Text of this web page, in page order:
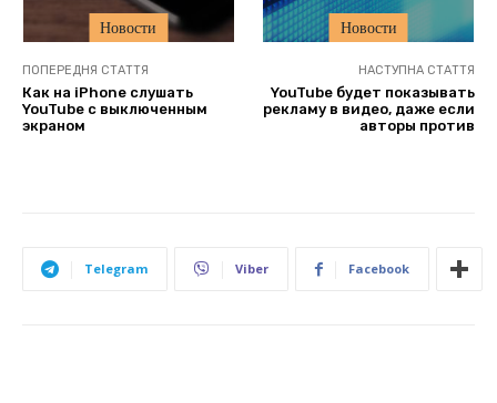
Новости Новости
ПОПЕРЕДНЯ СТАТТЯ
Как на iPhone слушать
YouTube с выключенным
экраном
НАСТУПНА СТАТТЯ
YouTube будет показывать
рекламу в видео, даже если
авторы против
Telegram Viber Facebook